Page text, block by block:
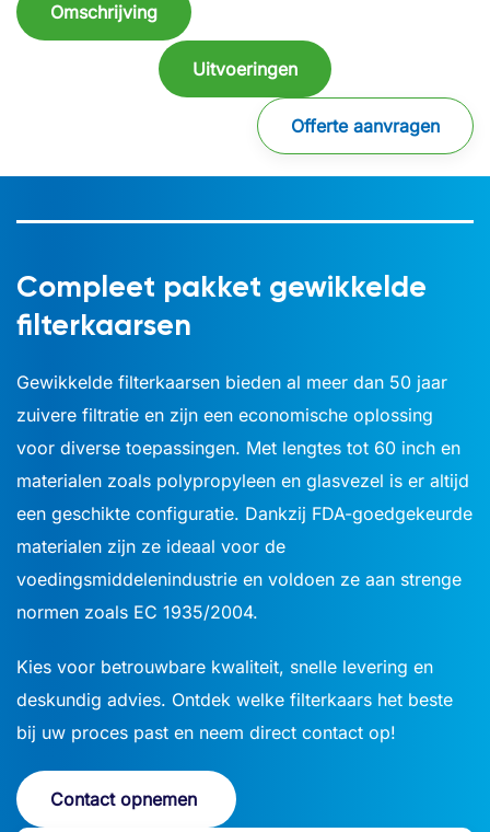
Omschrijving
Uitvoeringen
Offerte aanvragen
Compleet pakket gewikkelde
filterkaarsen
Gewikkelde filterkaarsen bieden al meer dan 50 jaar
zuivere filtratie en zijn een economische oplossing
voor diverse toepassingen. Met lengtes tot 60 inch en
materialen zoals polypropyleen en glasvezel is er altijd
een geschikte configuratie. Dankzij FDA-goedgekeurde
materialen zijn ze ideaal voor de
voedingsmiddelenindustrie en voldoen ze aan strenge
normen zoals EC 1935/2004.
Kies voor betrouwbare kwaliteit, snelle levering en
deskundig advies. Ontdek welke filterkaars het beste
bij uw proces past en neem direct contact op!
Contact opnemen